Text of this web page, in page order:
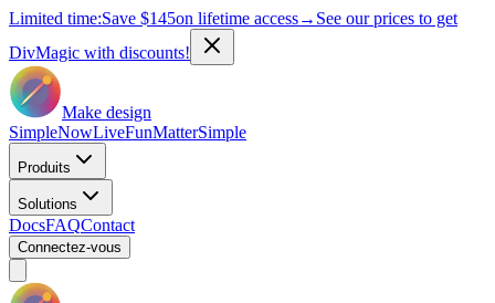
Limited time:Save $145on lifetime access→ See our prices to get
DivMagic with discounts!
Make design
SimpleNowLiveFunMatterSimple
Produits
Solutions
DocsFAQContact
Connectez-vous